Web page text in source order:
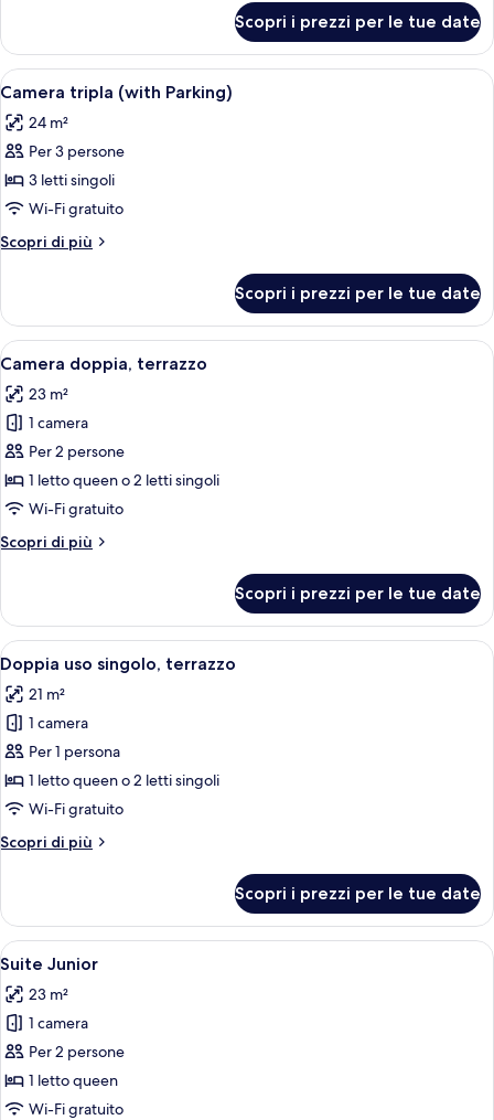
familiare
(with
Parking)
Scopri i prezzi per le tue date
Apri
tutte
le
foto
per
Camera
tripla
(with
Una camera d'albergo con un letto
5
Camera tripla (with Parking)
24 m²
Per 3 persone
3 letti singoli
Wi-Fi gratuito
Scopri di più
Altri
tripla
(with
Parking)
Scopri i prezzi per le tue date
Apri
tutte
le
foto
per
Camera
doppia,
Una camera d'albergo con un letto,
5
Camera doppia, terrazzo
23 m²
1 camera
Per 2 persone
1 letto queen o 2 letti singoli
Wi-Fi gratuito
Scopri di più
Altri
doppia,
terrazzo
Scopri i prezzi per le tue date
Apri
tutte
le
foto
per
Doppia
uso
terrazzo
Camera d'albergo con un letto
7
Doppia uso singolo, terrazzo
21 m²
1 camera
Per 1 persona
1 letto queen o 2 letti singoli
Wi-Fi gratuito
Scopri di più
Altri
uso
singolo,
terrazzo
Scopri i prezzi per le tue date
Apri
tutte
le
foto
per
Suite
Junior
Una camera d'albergo con un letto
5
Suite Junior
23 m²
1 camera
Per 2 persone
1 letto queen
Wi-Fi gratuito